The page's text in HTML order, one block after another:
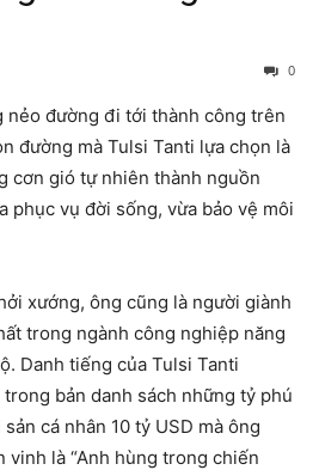
0
nẻo đường đi tới thành công trên
đường mà Tulsi Tanti lựa chọn là
cơn gió tự nhiên thành nguồn
phục vụ đời sống, vừa bảo vệ môi
xướng, ông cũng là người giành
trong ngành công nghiệp năng
Danh tiếng của Tulsi Tanti
bản danh sách những tỷ phú
cá nhân 10 tỷ USD mà ông
vinh là “Anh hùng trong chiến